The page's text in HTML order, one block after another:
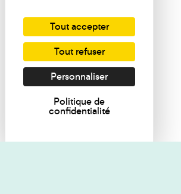
Tout accepter
Tout refuser
Personnaliser
Politique de
confidentialité